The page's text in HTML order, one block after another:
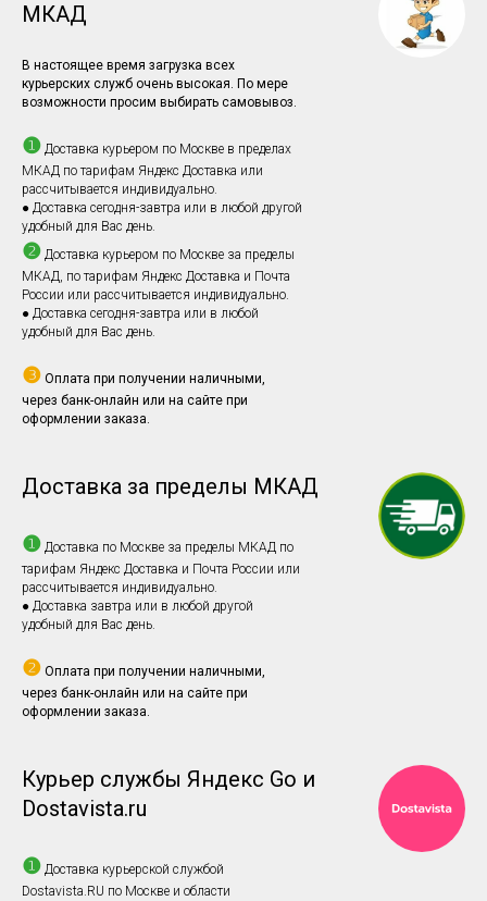
МКАД
В настоящее время загрузка всех
курьерских служб очень высокая. По мере
возможности просим выбирать самовывоз.
❶ Доставка курьером по Москве в пределах
МКАД по тарифам Яндекс Доставка или
рассчитывается индивидуально.
● Доставка сегодня-завтра или в любой другой
удобный для Вас день.
❷ Доставка курьером по Москве за пределы
МКАД, по тарифам Яндекс Доставка и Почта
России или рассчитывается индивидуально.
● Доставка сегодня-завтра или в любой
удобный для Вас день.
❸ Оплата при получении наличными,
через банк-онлайн или на сайте при
оформлении заказа.
Доставка за пределы МКАД
❶ Доставка по Москве за пределы МКАД по
тарифам Яндекс Доставка и Почта России или
рассчитывается индивидуально.
● Доставка завтра или в любой другой
удобный для Вас день.
❷ Оплата при получении наличными,
через банк-онлайн или на сайте при
оформлении заказа.
Курьер службы Яндекс Go и
Dostavista.ru
❶ Доставка курьерской службой
Dostavista.RU по Москве и области